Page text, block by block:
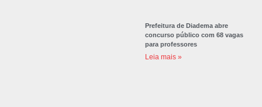
Prefeitura de Diadema abre
concurso público com 68 vagas
para professores
Leia mais »